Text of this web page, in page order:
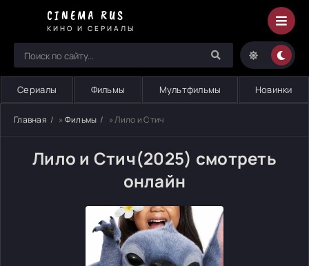
CINEMA RUS
КИНО И СЕРИАЛЫ
Сериалы Фильмы Мультфильмы Новинки
Главная » Фильмы » Лило и Стич
Лило и Стич(2025) смотреть
онлайн